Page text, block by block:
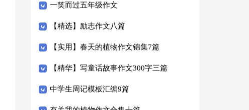
一笑而过五年级作文
【精选】励志作文八篇
【实用】春天的植物作文锦集7篇
【精华】写童话故事作文300字三篇
中学生周记模板汇编9篇